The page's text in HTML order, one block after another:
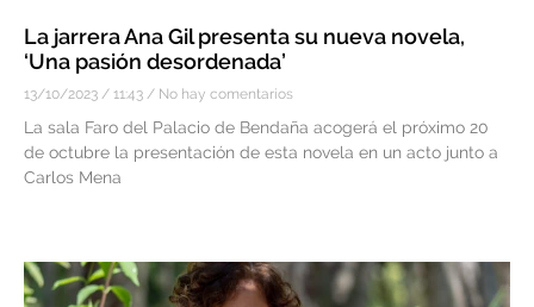
La jarrera Ana Gil presenta su nueva novela,
‘Una pasión desordenada’
13/10/2023 11:43 No hay comentarios
La sala Faro del Palacio de Bendaña acogerá el próximo 20
de octubre la presentación de esta novela en un acto junto a
Carlos Mena